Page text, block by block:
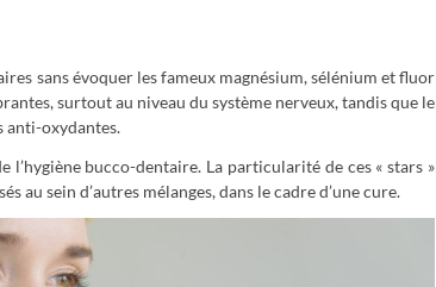
sans évoquer les fameux magnésium, sélénium et fluor
surtout au niveau du système nerveux, tandis que le
anti-oxydantes.
bucco-dentaire. La particularité de ces « stars »
au sein d’autres mélanges, dans le cadre d’une cure.